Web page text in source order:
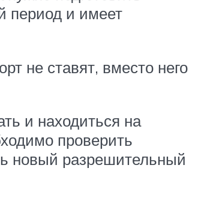
период и имеет
не ставят, вместо него
и находиться на
проверить
новый разрешительный